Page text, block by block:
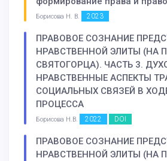
Борисова Н. В. 2023
ПРАВОВОЕ СОЗНАНИЕ
НРАВСТВЕННОЙ ЭЛИТЫ (НА
СВЯТОГОРЦА). ЧАСТЬ 3.
НРАВСТВЕННЫЕ АСПЕКТЫ
СОЦИАЛЬНЫХ СВЯЗЕЙ В
ПРОЦЕССА
Борисова Н.В. 2022 DOI
ПРАВОВОЕ СОЗНАНИЕ
НРАВСТВЕННОЙ ЭЛИТЫ (НА